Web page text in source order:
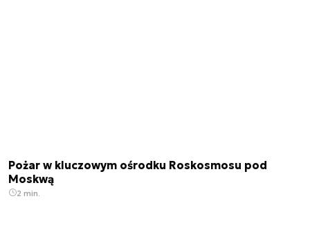
Pożar w kluczowym ośrodku Roskosmosu pod
Moskwą
2 min.